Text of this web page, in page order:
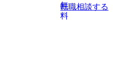
ンサルタントも登壇しますの
職後のご不安な事はその場で
無
料
転職相談する